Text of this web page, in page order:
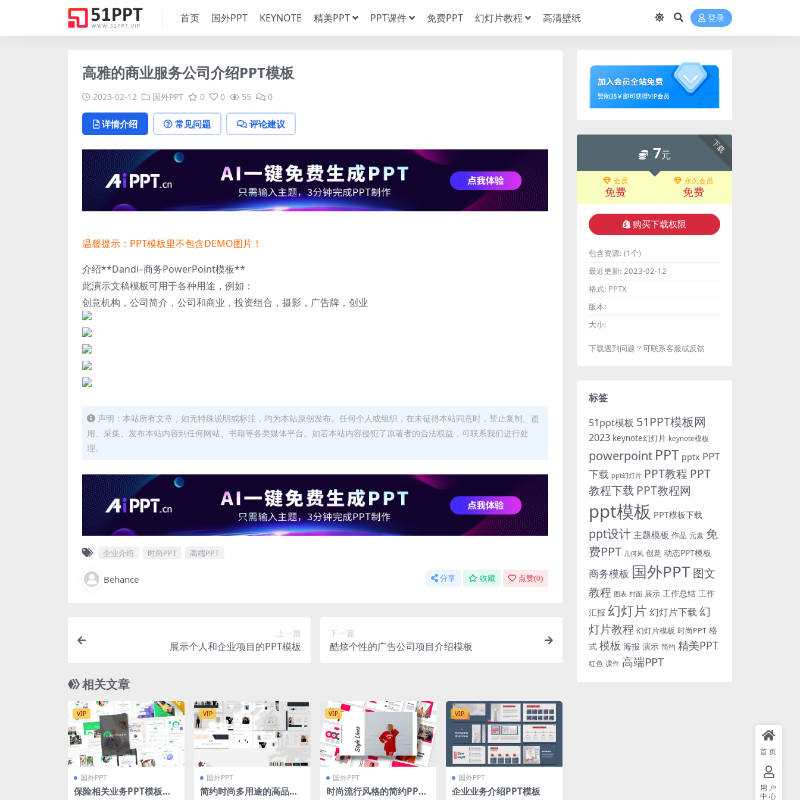
首页 国外PPT KEYNOTE 精美PPT PPT课件 免费PPT 幻灯片教程 高清壁纸 登录
高雅的商业服务公司介绍PPT模板
2023-02-12 国外PPT 0 0 55 0
详情介绍 常见问题 评论建议
温馨提示：PPT模板里不包含DEMO图片！
介绍**Dandi–商务PowerPoint模板**
此演示文稿模板可用于各种用途，例如：
创意机构，公司简介，公司和商业，投资组合，摄影，广告牌，创业
声明：本站所有文章，如无特殊说明或标注，均为本站原创发布。任何个人或组织，在未征得本站同意时，禁止复制、盗
用、采集、发布本站内容到任何网站、书籍等各类媒体平台。如若本站内容侵犯了原著者的合法权益，可联系我们进行处
理。
企业介绍 时尚PPT 高端PPT
Behance 分享 收藏 点赞(0)
上一篇
展示个人和企业项目的PPT模板
下一篇
酷炫个性的广告公司项目介绍模板
相关文章
VIP
国外PPT
保险相关业务PPT模板（P
VIP
国外PPT
简约时尚多用途的高品质p
VIP
国外PPT
时尚流行风格的简约PPT
VIP
国外PPT
企业业务介绍PPT模板
下载
7元
会员
免费
永久会员
免费
购买下载权限
包含资源: (1个)
最近更新: 2023-02-12
格式: PPTX
版本:
大小:
下载遇到问题？可联系客服或反馈
标签
51ppt模板 51PPT模板网
2023 keynote幻灯片 keynote模板
powerpoint PPT pptx PPT
下载 ppt幻灯片 PPT教程 PPT
教程下载 PPT教程网
ppt模板 PPT模板下载
ppt设计 主题模板 作品 元素 免
费PPT 几何风 创意 动态PPT模板
商务模板 国外PPT图文
教程 图表 封面 展示 工作总结 工作
汇报 幻灯片 幻灯片下载 幻
灯片教程 幻灯片模板 时尚PPT 格
式 模板 海报 演示 简约 精美PPT
红色 课件 高端PPT
首页
用户
中心